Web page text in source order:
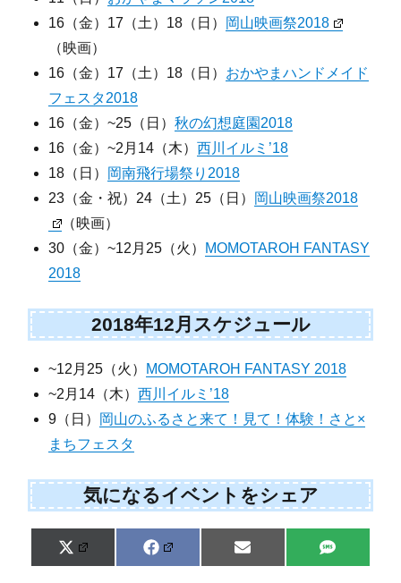
16（金）17（土）18（日） 岡山映画祭2018
（映画）
16（金）17（土）18（日） おかやまハンドメイド
フェスタ2018
16（金）~25（日）秋の幻想庭園2018
16（金）~2月14（木）西川イルミ’18
18（日） 岡南飛行場祭り2018
23（金・祝）24（土）25（日） 岡山映画祭2018
（映画）
30（金）~12月25（火） MOMOTAROH FANTASY
2018
2018年12月スケジュール
~12月25（火） MOMOTAROH FANTASY 2018
~2月14（木）西川イルミ’18
9（日） 岡山のふるさと来て！見て！体験！さと×
まちフェスタ
気になるイベントをシェア
Share
on
X
(
Share
on
F
a
Share
on
E
m
Share
on
S
M